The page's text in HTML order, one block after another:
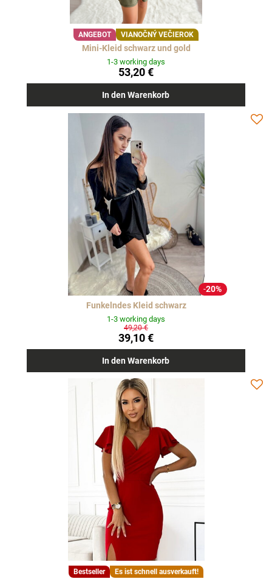
ANGEBOT VIANOČNÝ VEČIEROK
Mini-Kleid schwarz und gold
1-3 working days
53,20 €
In den Warenkorb
20%
Funkelndes Kleid schwarz
1-3 working days
39,10 €
49,20 €
In den Warenkorb
Bestseller Es ist schnell ausverkauft!